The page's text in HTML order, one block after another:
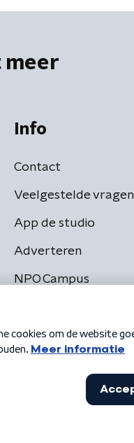
meer
Info
Contact
Veelgestelde vragen
App de studio
Adverteren
NPO Campus